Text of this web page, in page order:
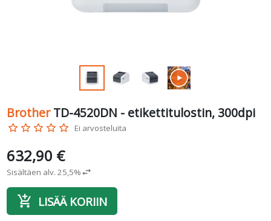
Brother TD-4520DN - etikettitulostin, 300dpi
star_border star_border star_border star_border star_border Ei arvosteluita
632,90 €
Sisältäen alv. 25,5%swap_horiz
add_shopping_cart LISÄÄ KORIIN